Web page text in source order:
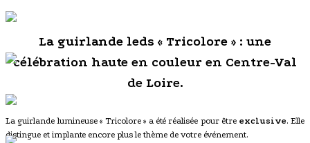
La guirlande leds « Tricolore » : une
célébration haute en couleur en Centre-Val
de Loire.
La guirlande lumineuse « Tricolore » a été réalisée pour être exclusive. Elle
distingue et implante encore plus le thème de votre événement.